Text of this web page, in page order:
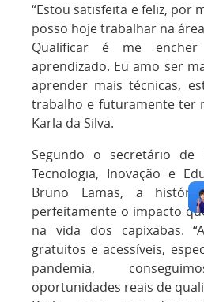
“Estou satisfeita e feliz, por
posso hoje trabalhar na
Qualificar é me
aprendizado. Eu amo ser
aprender mais técnicas,
trabalho e futuramente ter
Karla da Silva.
Segundo o secretário de
Tecnologia, Inovação e
Bruno Lamas, a
perfeitamente o impacto
na vida dos capixabas.
gratuitos e acessíveis,
pandemia,
oportunidades reais de